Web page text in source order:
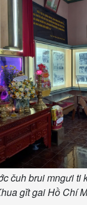
čuh brui mngưi ti
gĭt gai Hồ Chí